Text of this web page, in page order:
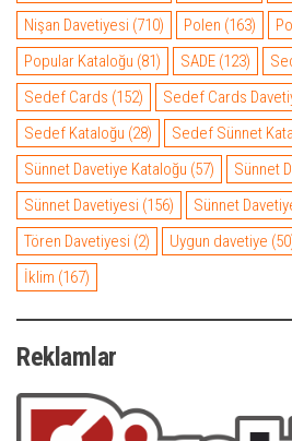
Nişan Davetiyesi (710) Polen (163)
Popular Kataloğu (81) SADE (123)
Sedef Cards (152) Sedef Cards
Sedef Kataloğu (28) Sedef Sünnet
Sünnet Davetiye Kataloğu (57) Sünnet
Sünnet Davetiyesi (156) Sünnet
Tören Davetiyesi (2) Uygun davetiye
İklim (167)
Reklamlar